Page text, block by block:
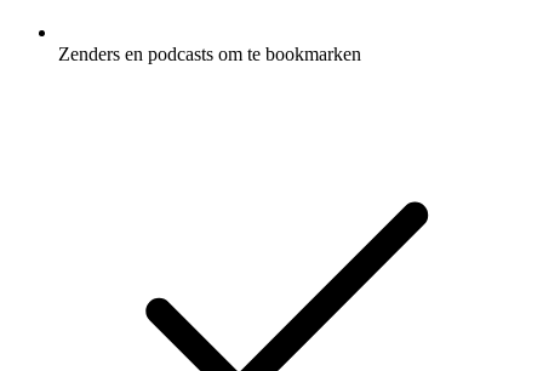
Zenders en podcasts om te bookmarken